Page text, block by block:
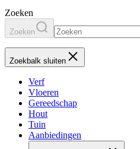
Zoeken
Zoeken
Zoekbalk sluiten
Verf
Vloeren
Gereedschap
Hout
Tuin
Aanbiedingen